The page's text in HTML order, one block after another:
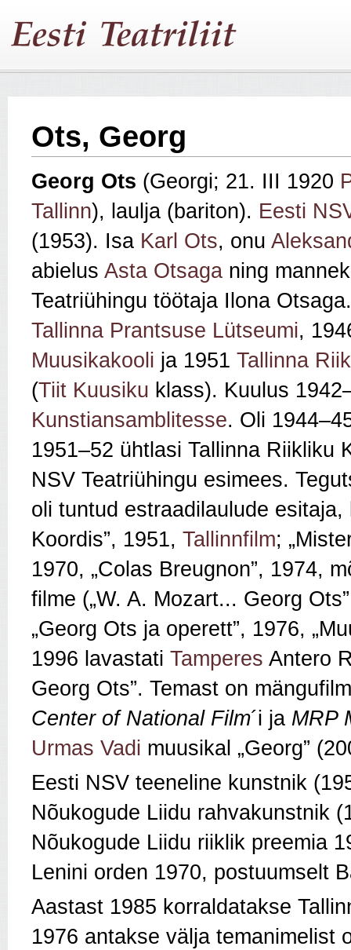
Ots, Georg
Georg Ots (Georgi; 21. III 1920
Tallinn), laulja (bariton). Eesti
(1953). Isa Karl Ots, onu
abielus Asta Otsaga ning
Teatriühingu töötaja Ilona
Tallinna Prantsuse Lütseumi,
Muusikakooli ja 1951 Tallinna
(Tiit Kuusiku klass). Kuulus
Kunstiansamblitesse. Oli
1951–52 ühtlasi Tallinna Riikliku
NSV Teatriühingu esimees.
oli tuntud estraadilaulude
Koordis”, 1951, Tallinnfilm;
1970, „Colas Breugnon”, 1974,
filme („W. A. Mozart... Georg
„Georg Ots ja operett”, 1976,
1996 lavastati Tamperes Antero
Georg Ots”. Temast on
Center of National Film´i ja MRP
Urmas Vadi muusikal „Georg”
Eesti NSV teeneline kunstnik
Nõukogude Liidu rahvakunstnik
Nõukogude Liidu riiklik preemia
Lenini orden 1970, postuumselt
Aastast 1985 korraldatakse
1976 antakse välja temanimelist